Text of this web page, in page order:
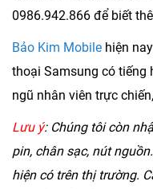
0986.942.866 để biết
Bảo Kim Mobile hiện
thoại Samsung có tiếng
ngũ nhân viên trực
Lưu ý: Chúng tôi còn
pin, chân sạc, nút
hiện có trên thị trường.